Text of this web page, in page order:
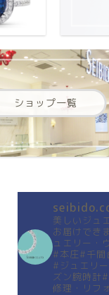
ショップ一覧
美しいジュ
お届けでき
ュエリー・
#本庄#千間
#ジュエリ
ズン腕時計
修理・リフ